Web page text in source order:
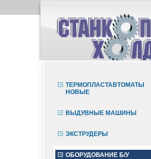
ТЕРМОПЛАСТАВТОМАТЫ
НОВЫЕ
ВЫДУВНЫЕ МАШИНЫ
ЭКСТРУДЕРЫ
ОБОРУДОВАНИЕ Б/У